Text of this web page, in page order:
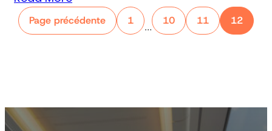
Page précédente 1
…
10 11 12